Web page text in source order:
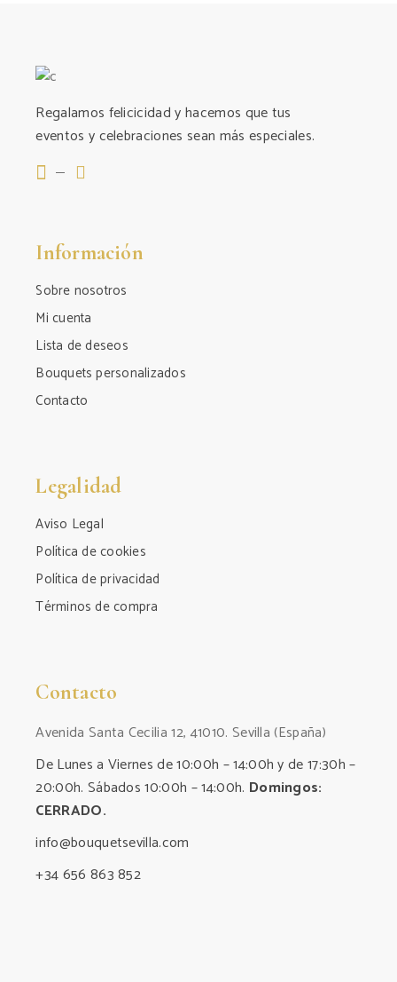
Regalamos felicicidad y hacemos que tus
eventos y celebraciones sean más especiales.
Información
Sobre nosotros
Mi cuenta
Lista de deseos
Bouquets personalizados
Contacto
Legalidad
Aviso Legal
Política de cookies
Política de privacidad
Términos de compra
Contacto
Avenida Santa Cecilia 12, 41010. Sevilla (España)
De Lunes a Viernes de 10:00h – 14:00h y de 17:30h –
20:00h. Sábados 10:00h – 14:00h. Domingos:
CERRADO.
info@bouquetsevilla.com
+34 656 863 852‬